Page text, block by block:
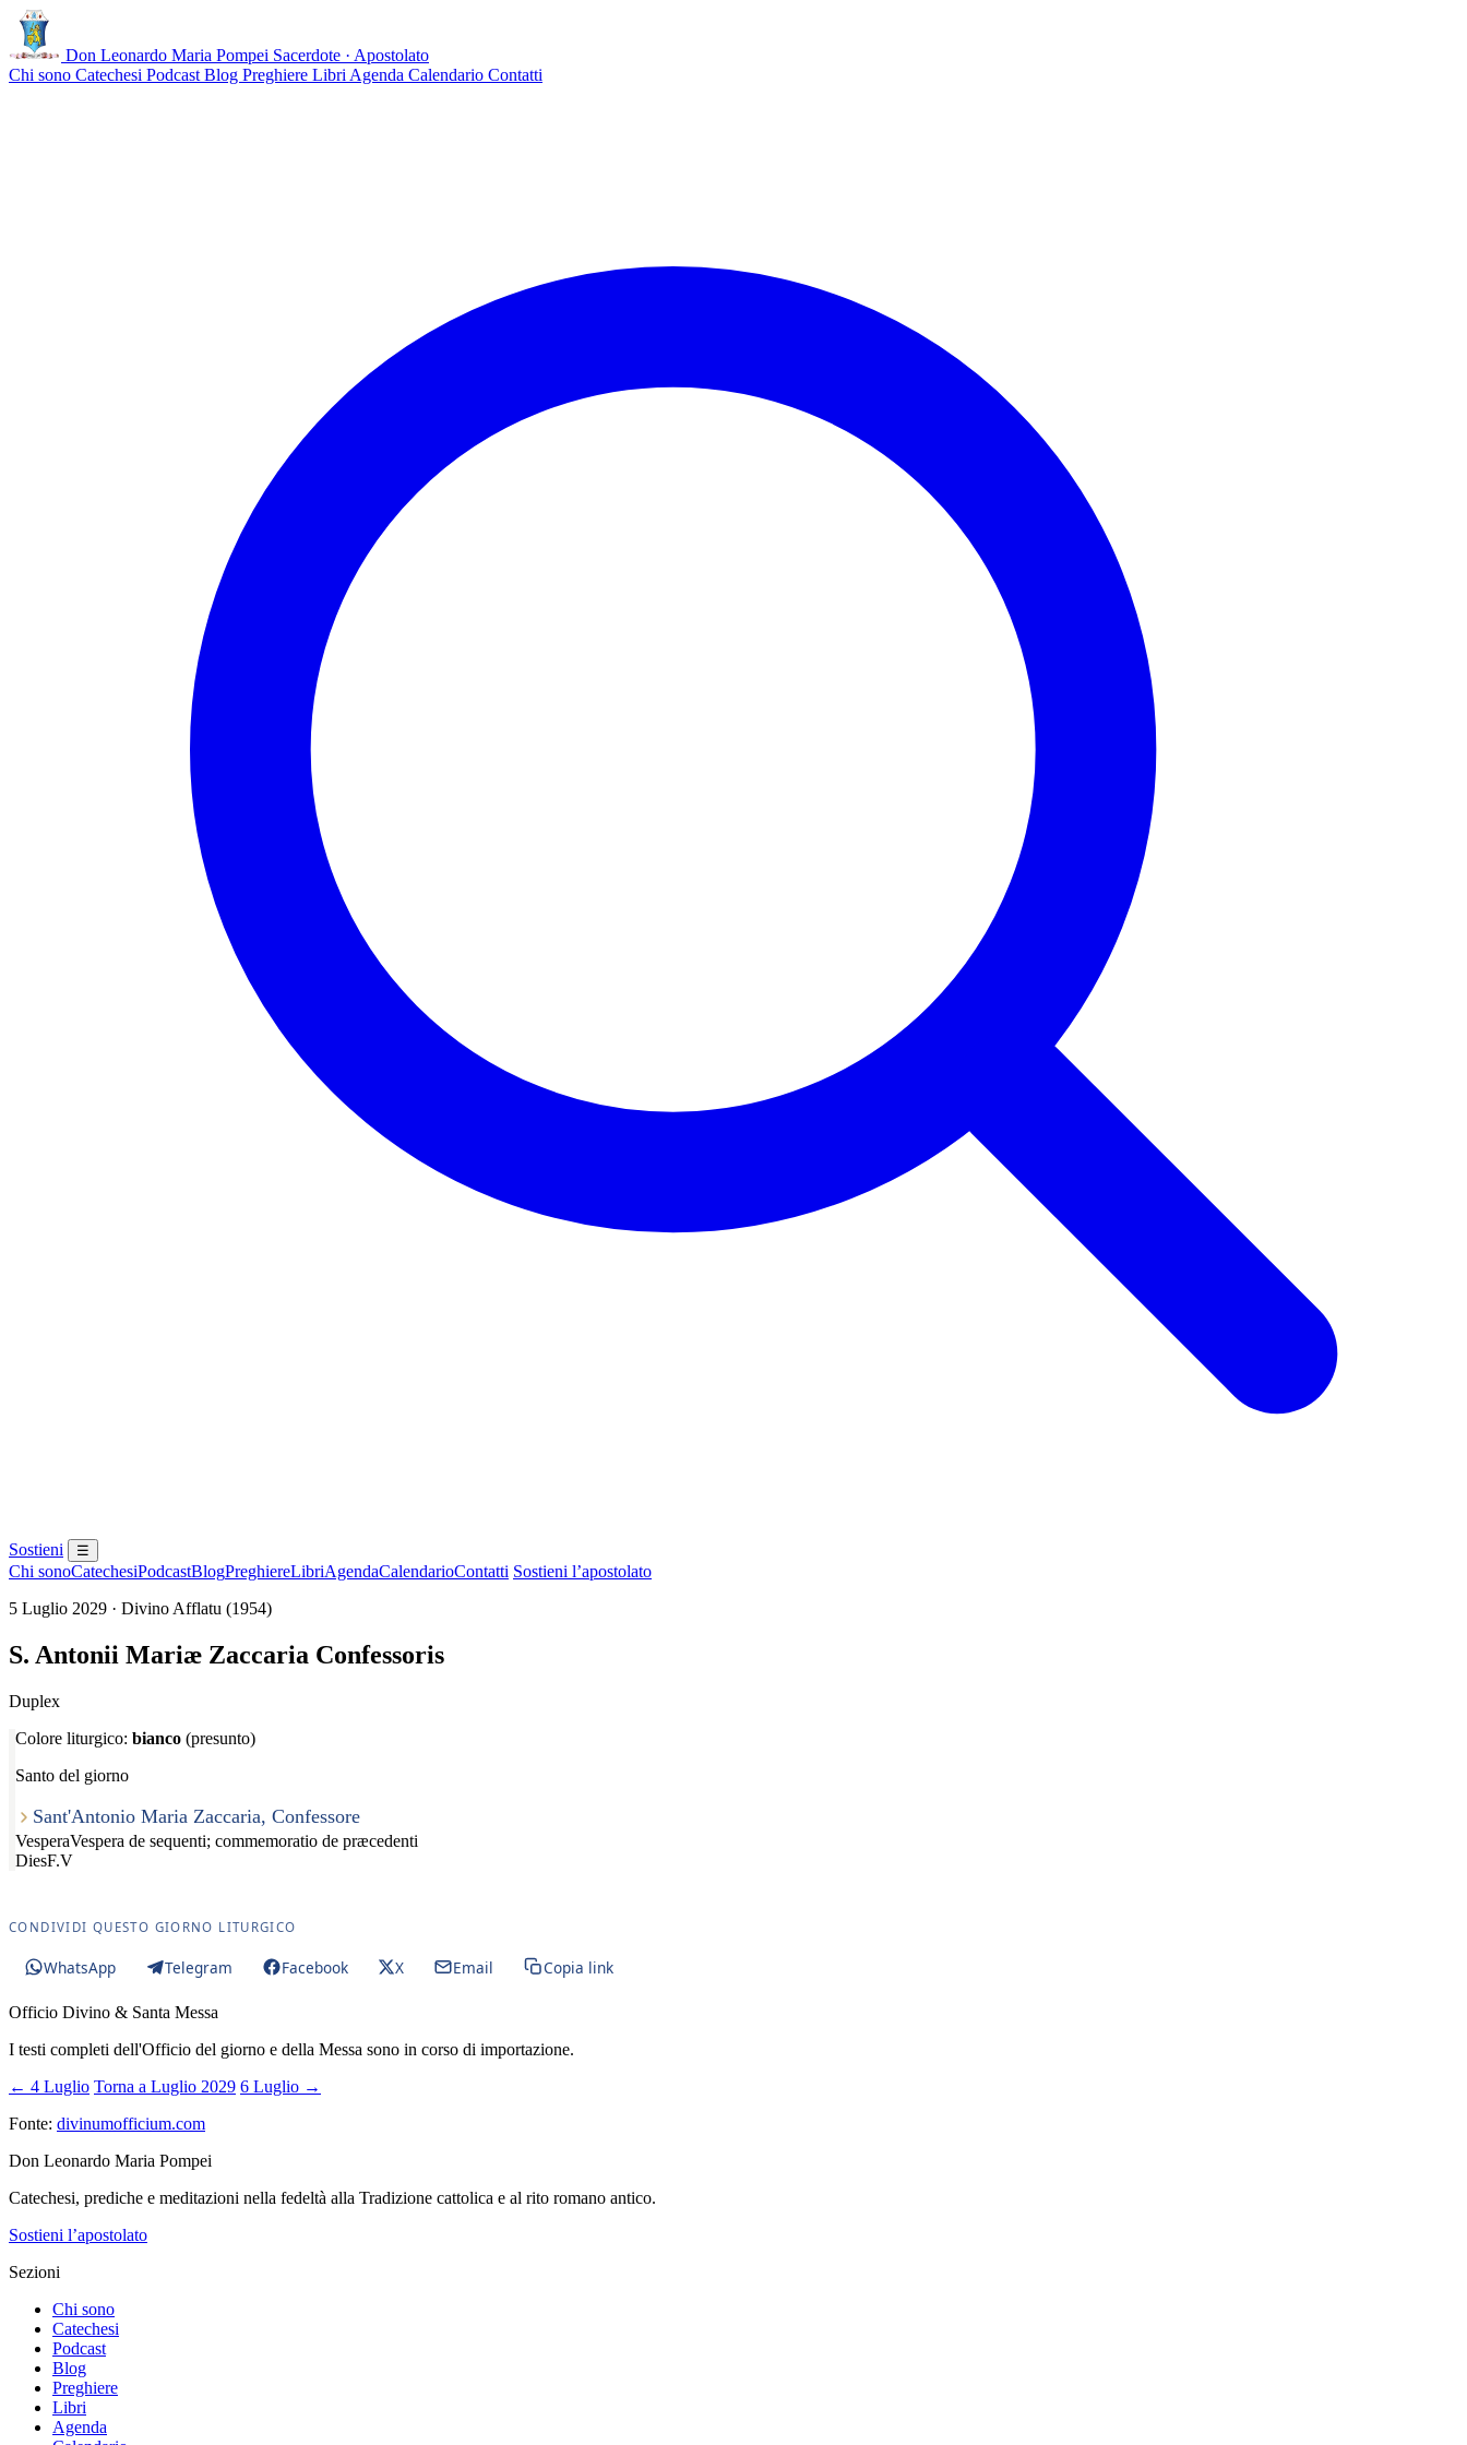
Don Leonardo Maria Pompei Sacerdote · Apostolato
Chi sono Catechesi Podcast Blog Preghiere Libri Agenda Calendario Contatti
Sostieni ☰
Chi sonoCatechesiPodcastBlogPreghiereLibriAgendaCalendarioContatti Sostieni l’apostolato
5 Luglio 2029 · Divino Afflatu (1954)
S. Antonii Mariæ Zaccaria Confessoris
Duplex
Colore liturgico: bianco (presunto)
Santo del giorno
Sant'Antonio Maria Zaccaria, Confessore
VesperaVespera de sequenti; commemoratio de præcedenti
DiesF.V
CONDIVIDI QUESTO GIORNO LITURGICO
WhatsApp Telegram Facebook X Email Copia link
Officio Divino & Santa Messa
I testi completi dell'Officio del giorno e della Messa sono in corso di importazione.
← 4 Luglio Torna a Luglio 2029 6 Luglio →
Fonte: divinumofficium.com
Don Leonardo Maria Pompei
Catechesi, prediche e meditazioni nella fedeltà alla Tradizione cattolica e al rito romano antico.
Sostieni l’apostolato
Sezioni
Chi sono
Catechesi
Podcast
Blog
Preghiere
Libri
Agenda